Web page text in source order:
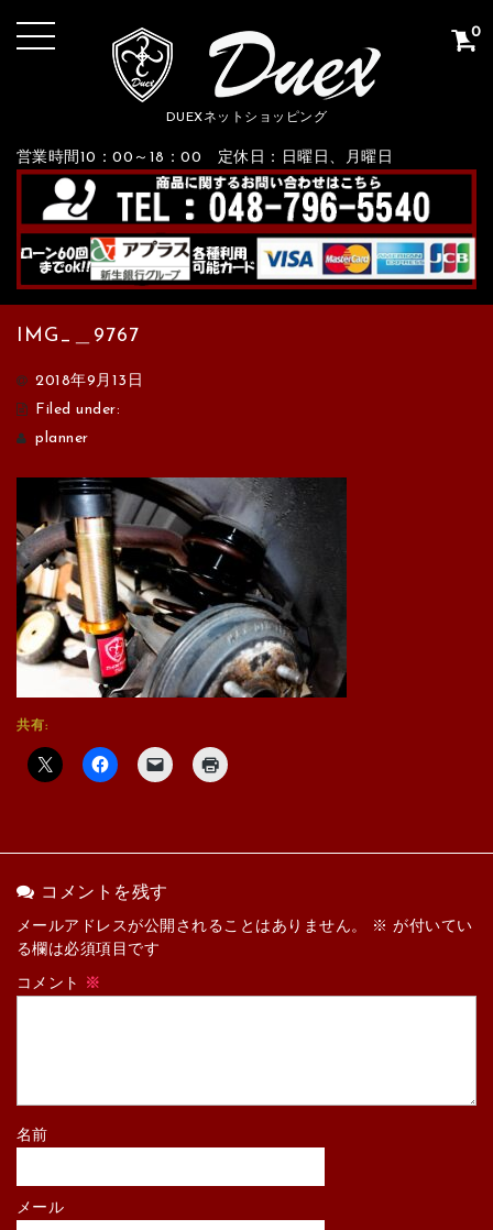
DUEXネットショッピング
営業時間10：00～18：00 定休日：日曜日、月曜日
0
IMG_＿9767
2018年9月13日
Filed under:
planner
共有:
コメントを残す
メールアドレスが公開されることはありません。 ※ が付いてい
る欄は必須項目です
コメント ※
名前
メール